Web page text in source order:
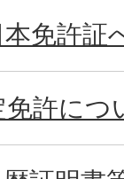
免許証
許につ